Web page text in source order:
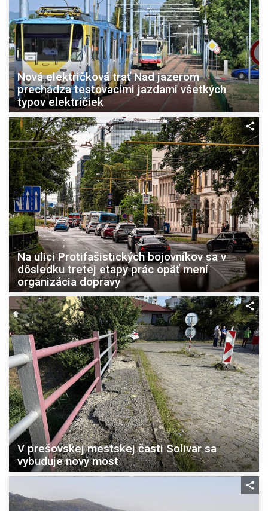
Nová električková trať Nad jazerom
prechádza testovacími jazdami všetkých
typov električiek
Na ulici Protifašistických bojovníkov sa v
dôsledku tretej etapy prác opäť mení
organizácia dopravy
V prešovskej mestskej časti Solivar sa
vybuduje nový most